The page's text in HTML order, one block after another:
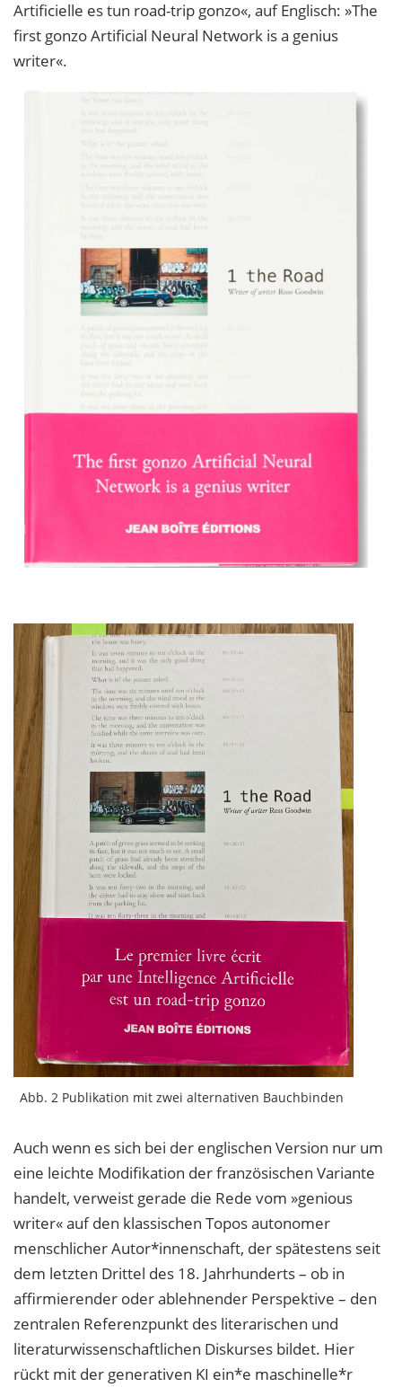
Artificielle es tun road-trip gonzo«, auf Englisch: »The
first gonzo Artificial Neural Network is a genius
writer«.
Abb. 2 Publikation mit zwei alternativen Bauchbinden
Auch wenn es sich bei der englischen Version nur um
eine leichte Modifikation derfranzösischen Variante
handelt, verweist gerade die Rede vom »genious
writer« auf den klassischen Topos autonomer
menschlicher Autor*innenschaft, der spätestens seit
dem letzten Drittel des 18. Jahrhunderts – ob in
affirmierender oder ablehnender Perspektive – den
zentralen Referenzpunkt des literarischen und
literaturwissenschaftlichen Diskurses bildet. Hier
rückt mit der generativen KI ein*e maschinelle*r